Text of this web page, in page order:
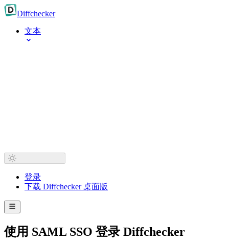
Diffchecker
文本
登录
下载 Diffchecker 桌面版
使用 SAML SSO 登录 Diffchecker